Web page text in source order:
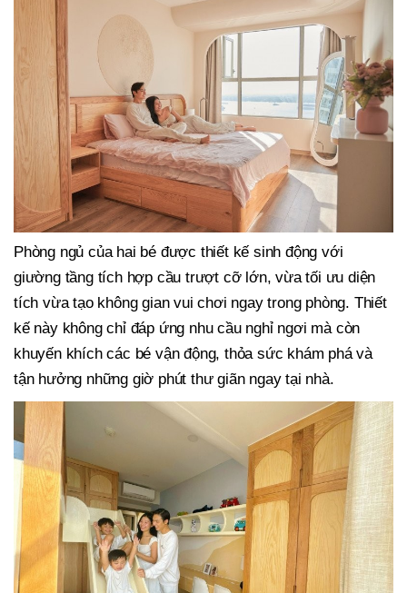
Phòng ngủ của hai bé được thiết kế sinh động với
giường tầng tích hợp cầu trượt cỡ lớn, vừa tối ưu diện
tích vừa tạo không gian vui chơi ngay trong phòng. Thiết
kế này không chỉ đáp ứng nhu cầu nghỉ ngơi mà còn
khuyến khích các bé vận động, thỏa sức khám phá và
tận hưởng những giờ phút thư giãn ngay tại nhà.